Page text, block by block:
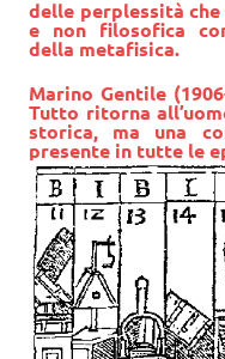
delle perplessità
e non filosofica
della metafisica.
Marino Gentile
Tutto ritorna
storica, ma una
presente in tutte le